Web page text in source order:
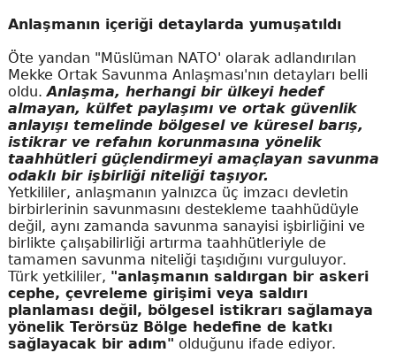
Anlaşmanın içeriği detaylarda yumuşatıldı
Öte yandan "Müslüman NATO' olarak adlandırılan
Mekke Ortak Savunma Anlaşması'nın detayları belli
oldu.Anlaşma, herhangi bir ülkeyi hedef
almayan, külfet paylaşımı ve ortak güvenlik
anlayışı temelinde bölgesel ve küresel barış,
istikrar ve refahın korunmasına yönelik
taahhütleri güçlendirmeyi amaçlayan savunma
odaklı bir işbirliği niteliği taşıyor.
Yetkililer, anlaşmanın yalnızca üç imzacı devletin
birbirlerinin savunmasını destekleme taahhüdüyle
değil, aynı zamanda savunma sanayisi işbirliğini ve
birlikte çalışabilirliği artırma taahhütleriyle de
tamamen savunma niteliği taşıdığını vurguluyor.
Türk yetkililer, "anlaşmanın saldırgan bir askeri
cephe, çevreleme girişimi veya saldırı
planlaması değil, bölgesel istikrarı sağlamaya
yönelik Terörsüz Bölge hedefine de katkı
sağlayacak bir adım" olduğunu ifade ediyor.